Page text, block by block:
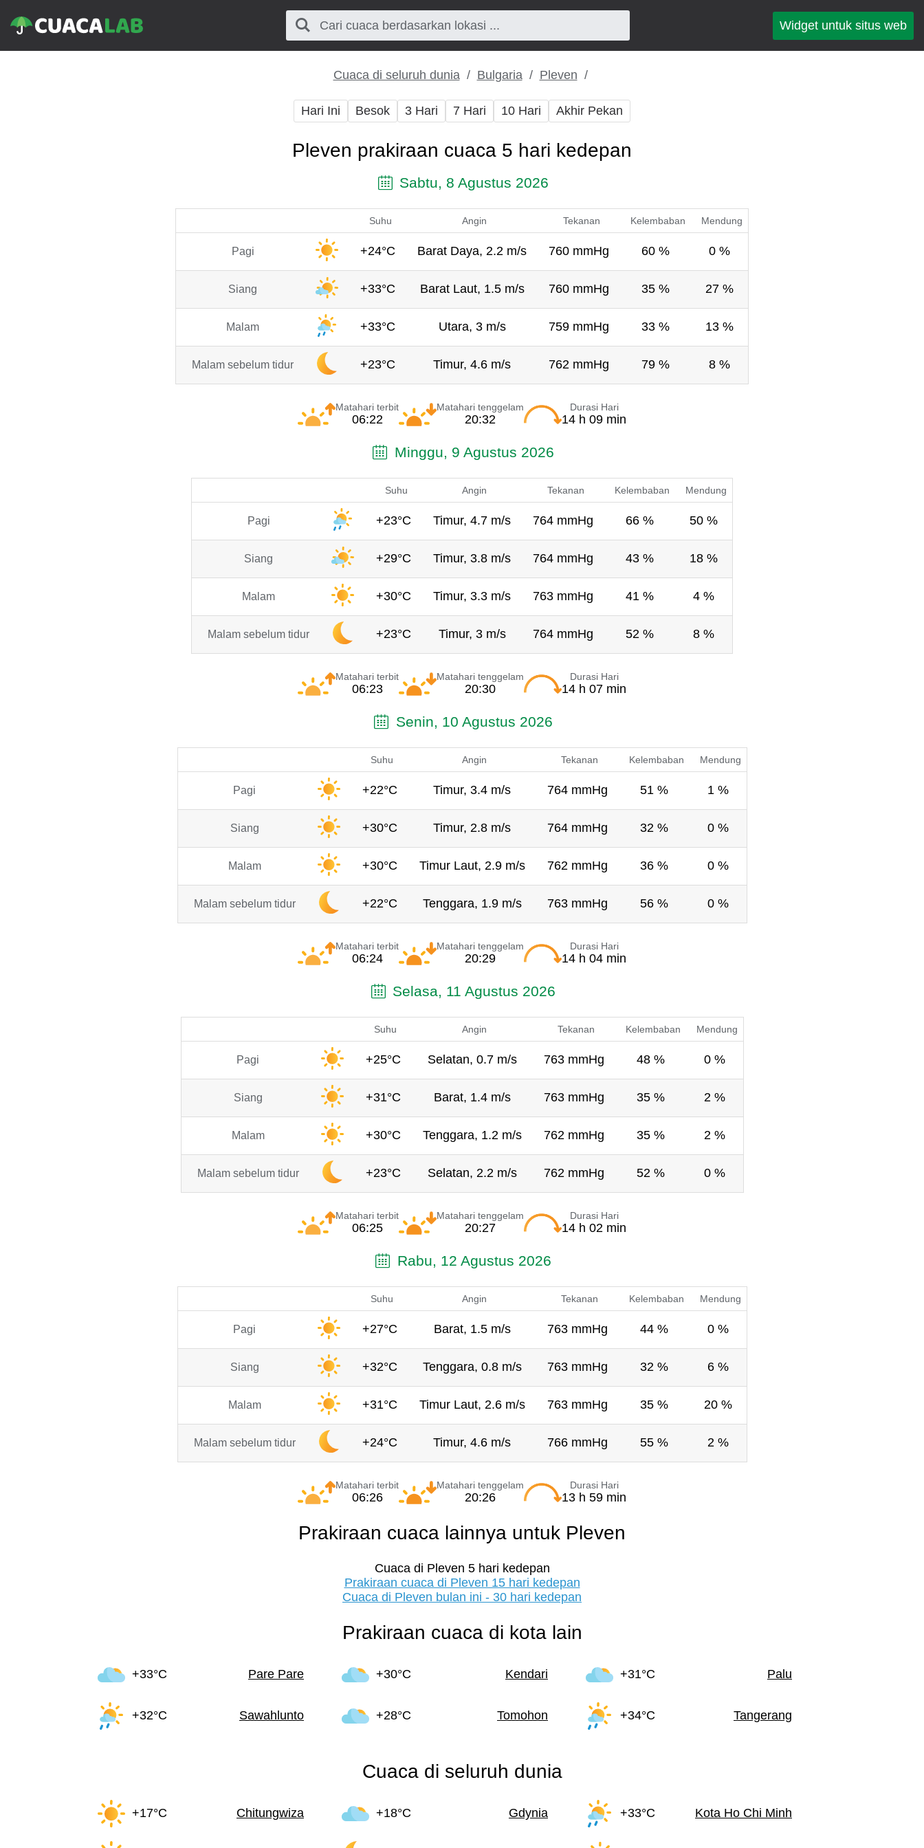
Widget untuk situs web
Cuaca di seluruh dunia Bulgaria Pleven
Hari Ini Besok 3 Hari 7 Hari 10 Hari Akhir Pekan
Pleven prakiraan cuaca 5 hari kedepan
Sabtu, 8 Agustus 2026
Suhu Angin Tekanan Kelembaban Mendung
Pagi +24°C Barat Daya, 2.2 m/s 760 mmHg 60 % 0 %
Siang +33°C Barat Laut, 1.5 m/s 760 mmHg 35 % 27 %
Malam +33°C Utara, 3 m/s 759 mmHg 33 % 13 %
Malam sebelum tidur +23°C Timur, 4.6 m/s 762 mmHg 79 % 8 %
Matahari terbit
06:22
Matahari tenggelam
20:32
Durasi Hari
14 h 09 min
Minggu, 9 Agustus 2026
Suhu Angin Tekanan Kelembaban Mendung
Pagi +23°C Timur, 4.7 m/s 764 mmHg 66 % 50 %
Siang +29°C Timur, 3.8 m/s 764 mmHg 43 % 18 %
Malam +30°C Timur, 3.3 m/s 763 mmHg 41 % 4 %
Malam sebelum tidur +23°C Timur, 3 m/s 764 mmHg 52 % 8 %
Matahari terbit
06:23
Matahari tenggelam
20:30
Durasi Hari
14 h 07 min
Senin, 10 Agustus 2026
Suhu Angin Tekanan Kelembaban Mendung
Pagi +22°C Timur, 3.4 m/s 764 mmHg 51 % 1 %
Siang +30°C Timur, 2.8 m/s 764 mmHg 32 % 0 %
Malam +30°C Timur Laut, 2.9 m/s 762 mmHg 36 % 0 %
Malam sebelum tidur +22°C Tenggara, 1.9 m/s 763 mmHg 56 % 0 %
Matahari terbit
06:24
Matahari tenggelam
20:29
Durasi Hari
14 h 04 min
Selasa, 11 Agustus 2026
Suhu Angin Tekanan Kelembaban Mendung
Pagi +25°C Selatan, 0.7 m/s 763 mmHg 48 % 0 %
Siang +31°C Barat, 1.4 m/s 763 mmHg 35 % 2 %
Malam +30°C Tenggara, 1.2 m/s 762 mmHg 35 % 2 %
Malam sebelum tidur +23°C Selatan, 2.2 m/s 762 mmHg 52 % 0 %
Matahari terbit
06:25
Matahari tenggelam
20:27
Durasi Hari
14 h 02 min
Rabu, 12 Agustus 2026
Suhu Angin Tekanan Kelembaban Mendung
Pagi +27°C Barat, 1.5 m/s 763 mmHg 44 % 0 %
Siang +32°C Tenggara, 0.8 m/s 763 mmHg 32 % 6 %
Malam +31°C Timur Laut, 2.6 m/s 763 mmHg 35 % 20 %
Malam sebelum tidur +24°C Timur, 4.6 m/s 766 mmHg 55 % 2 %
Matahari terbit
06:26
Matahari tenggelam
20:26
Durasi Hari
13 h 59 min
Prakiraan cuaca lainnya untuk Pleven
Cuaca di Pleven 5 hari kedepan
Prakiraan cuaca di Pleven 15 hari kedepan
Cuaca di Pleven bulan ini - 30 hari kedepan
Prakiraan cuaca di kota lain
+33°C Pare Pare +30°C Kendari +31°C Palu
+32°C Sawahlunto +28°C Tomohon +34°C Tangerang
Cuaca di seluruh dunia
+17°C Chitungwiza +18°C Gdynia +33°C Kota Ho Chi Minh